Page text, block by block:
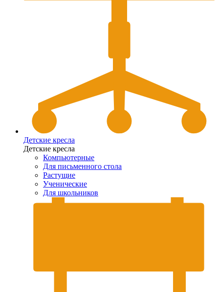
Детские кресла
Детские кресла
Компьютерные
Для письменного стола
Растущие
Ученические
Для школьников